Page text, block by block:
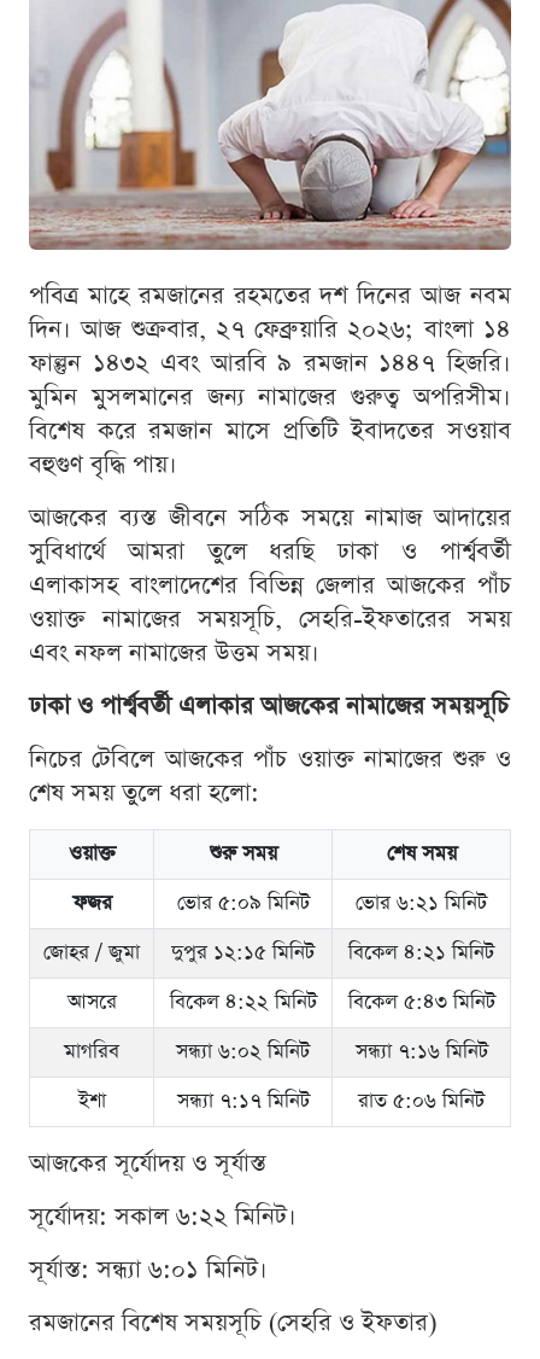
পবিত্র মাহে রমজানের রহমতের দশ দিনের আজ নবম
দিন। আজ শুক্রবার, ২৭ ফেব্রুয়ারি ২০২৬; বাংলা ১৪
ফাল্গুন ১৪৩২ এবং আরবি ৯ রমজান ১৪৪৭ হিজরি।
মুমিন মুসলমানের জন্য নামাজের গুরুত্ব অপরিসীম।
বিশেষ করে রমজান মাসে প্রতিটি ইবাদতের সওয়াব
বহুগুণ বৃদ্ধি পায়।
আজকের ব্যস্ত জীবনে সঠিক সময়ে নামাজ আদায়ের
সুবিধার্থে আমরা তুলে ধরছি ঢাকা ও পার্শ্ববর্তী
এলাকাসহ বাংলাদেশের বিভিন্ন জেলার আজকের পাঁচ
ওয়াক্ত নামাজের সময়সূচি, সেহরি-ইফতারের সময়
এবং নফল নামাজের উত্তম সময়।
ঢাকা ও পার্শ্ববর্তী এলাকার আজকের নামাজের সময়সূচি
নিচের টেবিলে আজকের পাঁচ ওয়াক্ত নামাজের শুরু ও
শেষ সময় তুলে ধরা হলো:
ওয়াক্ত শুরু সময়
শেষ সময়
ফজর
ভোর ৫:০৯ মিনিট
ভোর ৬:২১ মিনিট
জোহর / জুমা
দুপুর ১২:১৫ মিনিট
বিকেল ৪:২১ মিনিট
আসরে
বিকেল ৪:২২ মিনিট
বিকেল ৫:৪৩ মিনিট
মাগরিব
সন্ধ্যা ৬:০২ মিনিট
সন্ধ্যা ৭:১৬ মিনিট
ইশা
সন্ধ্যা ৭:১৭ মিনিট রাত ৫:০৬ মিনিট
আজকের সূর্যোদয় ও সূর্যাস্ত
সূর্যোদয়: সকাল ৬:২২ মিনিট।
সূর্যাস্ত: সন্ধ্যা ৬:০১ মিনিট।
রমজানের বিশেষ সময়সূচি (সেহরি ও ইফতার)